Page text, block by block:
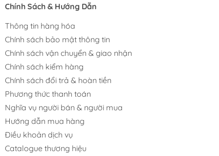
Chính Sách & Hướng Dẫn
Thông tin hàng hóa
Chính sách bảo mật thông tin
Chính sách vận chuyển & giao nhận
Chính sách kiểm hàng
Chính sách đổi trả & hoàn tiền
Phương thức thanh toán
Nghĩa vụ người bán & người mua
Hướng dẫn mua hàng
Điều khoản dịch vụ
Catalogue thương hiệu